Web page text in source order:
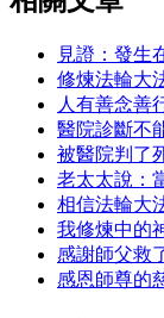
見證：發生
修煉法輪大
人有善念善
醫院診斷不
被醫院判了
老太太說：
相信法輪大
我修煉中的
感謝師父救
感恩師尊的